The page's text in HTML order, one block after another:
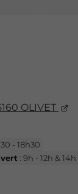
OLIVET
- 18h30
: 9h - 12h & 14h